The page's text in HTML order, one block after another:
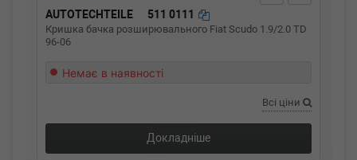
AUTOTECHTEILE 511 0111
Кришка бачка розширювального Fiat Scudo 1.9/2.0 TD
96-06
Немає в наявності
Всі ціни
Докладніше